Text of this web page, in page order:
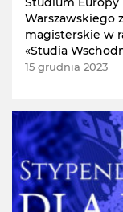
Warszawskiego
magisterskie w
«Studia
15 grudnia 2023